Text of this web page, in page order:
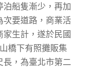
船隻漸少，再加
次要道路，商業活
生計，遂於民國
橋下有照攤販集
，為臺北市第二